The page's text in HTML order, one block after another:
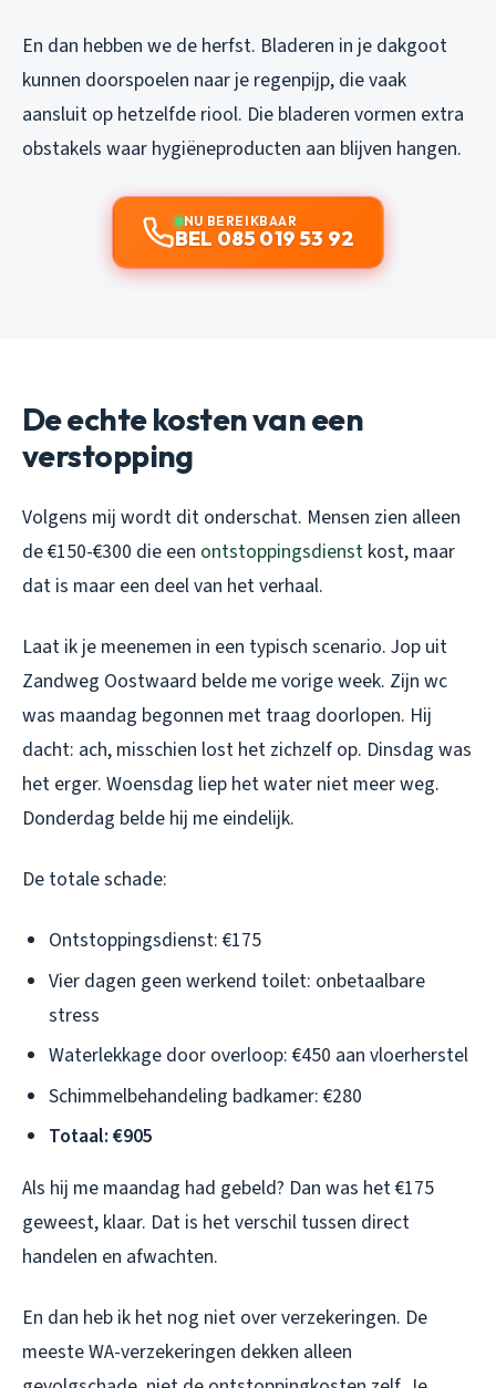
En dan hebben we de herfst. Bladeren in je dakgoot
kunnen doorspoelen naar je regenpijp, die vaak
aansluit op hetzelfde riool. Die bladeren vormen extra
obstakels waar hygiëneproducten aan blijven hangen.
NU BEREIKBAAR
BEL 085 019 53 92
De echte kosten van een
verstopping
Volgens mij wordt dit onderschat. Mensen zien alleen
de €150-€300 die een ontstoppingsdienst kost, maar
dat is maar een deel van het verhaal.
Laat ik je meenemen in een typisch scenario. Jop uit
Zandweg Oostwaard belde me vorige week. Zijn wc
was maandag begonnen met traag doorlopen. Hij
dacht: ach, misschien lost het zichzelf op. Dinsdag was
het erger. Woensdag liep het water niet meer weg.
Donderdag belde hij me eindelijk.
De totale schade:
Ontstoppingsdienst: €175
Vier dagen geen werkend toilet: onbetaalbare
stress
Waterlekkage door overloop: €450 aan vloerherstel
Schimmelbehandeling badkamer: €280
Totaal: €905
Als hij me maandag had gebeld? Dan was het €175
geweest, klaar. Dat is het verschil tussen direct
handelen en afwachten.
En dan heb ik het nog niet over verzekeringen. De
meeste WA-verzekeringen dekken alleen